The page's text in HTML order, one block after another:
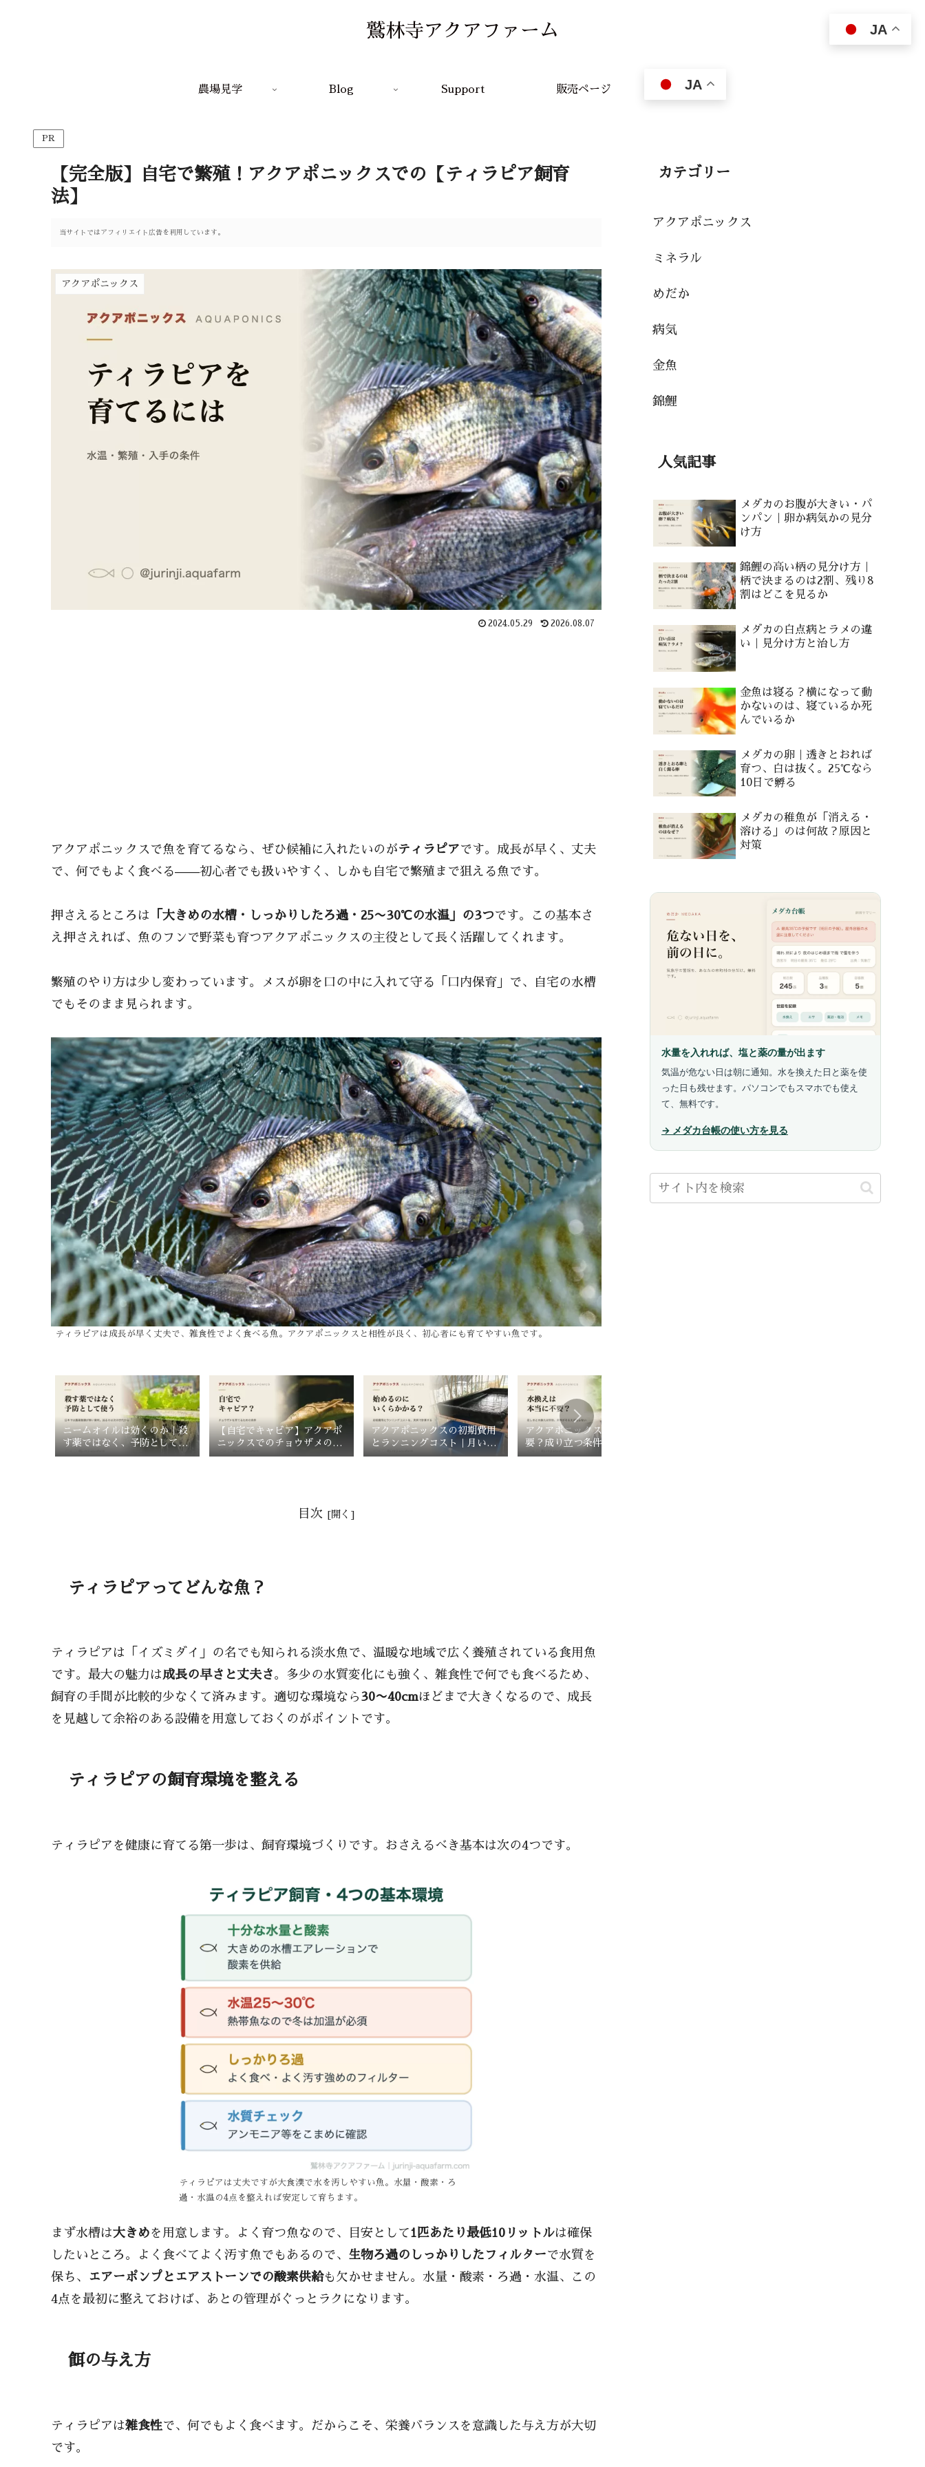
鷲林寺アクアファーム
農場見学 Blog Support 販売ページ JA
PR
【完全版】自宅で繁殖！アクアポニックスでの【ティラピア飼育
法】
当サイトではアフィリエイト広告を利用しています。
アクアポニックス
2024.05.29 2026.08.07
アクアポニックスで魚を育てるなら、ぜひ候補に入れたいのがティラピアです。成長が早く、丈夫
で、何でもよく食べる——初心者でも扱いやすく、しかも自宅で繁殖まで狙える魚です。
押さえるところは 「大きめの水槽・しっかりしたろ過・25〜30℃の水温」の3つです。この基本さ
え押さえれば、魚のフンで野菜も育つアクアポニックスの主役として長く活躍してくれます。
繁殖のやり方は少し変わっています。メスが卵を口の中に入れて守る「口内保育」で、自宅の水槽
でもそのまま見られます。
ティラピアは成長が早く丈夫で、雑食性でよく食べる魚。アクアポニックスと相性が良く、初心者にも育てやすい魚です。
ニームオイルは効くのか｜殺
す薬ではなく、予防として使
うもの
【自宅でキャビア】アクアポ
ニックスでのチョウザメの飼
育法
アクアポニックスの初期費用
とランニングコスト｜月いく
らか実例で計算
アクアポニックスは水換え不
要？成り立つ条件と、必要に
なるとき
目次
ティラピアってどんな魚？
ティラピアは「イズミダイ」の名でも知られる淡水魚で、温暖な地域で広く養殖されている食用魚
です。最大の魅力は成長の早さと丈夫さ。多少の水質変化にも強く、雑食性で何でも食べるため、
飼育の手間が比較的少なくて済みます。適切な環境なら 30〜40cmほどまで大きくなるので、成長
を見越して余裕のある設備を用意しておくのがポイントです。
ティラピアの飼育環境を整える
ティラピアを健康に育てる第一歩は、飼育環境づくりです。おさえるべき基本は次の4つです。
ティラピアは丈夫ですが大食漢で水を汚しやすい魚。水量・酸素・ろ
過・水温の4点を整えれば安定して育ちます。
まず水槽は大きめを用意します。よく育つ魚なので、目安として1匹あたり最低10リットルは確保
したいところ。よく食べてよく汚す魚でもあるので、 生物ろ過のしっかりしたフィルターで水質を
保ち、
エアーポンプとエアストーンでの酸素供給も欠かせません。水量・酸素・ろ過・水温、この
4点を最初に整えておけば、あとの管理がぐっとラクになります。
餌の与え方
ティラピアは雑食性で、何でもよく食べます。だからこそ、栄養バランスを意識した与え方が大切
です。
カテゴリー
アクアポニックス
ミネラル
めだか
病気
金魚
錦鯉
人気記事
メダカのお腹が大きい・パ
ンパン｜卵か病気かの見分
け方
錦鯉の高い柄の見分け方｜
柄で決まるのは2割、残り8
割はどこを見るか
メダカの白点病とラメの違
い｜見分け方と治し方
金魚は寝る？横になって動
かないのは、寝ているか死
んでいるか
メダカの卵｜透きとおれば
育つ、白は抜く。25℃なら
10日で孵る
メダカの稚魚が「消える・
溶ける」のは何故？原因と
対策
水量を入れれば、塩と薬の量が出ます
気温が危ない日は朝に通知。水を換えた日と薬を使
った日も残せます。パソコンでもスマホでも使え
て、無料です。
→ メダカ台帳の使い方を見る
JA